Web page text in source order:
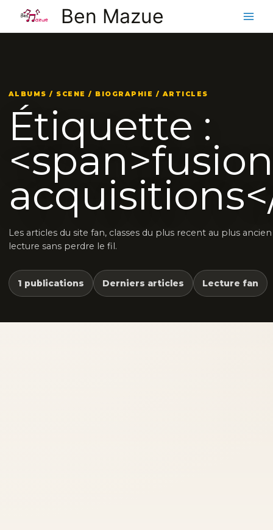
contenu
Ben Mazue
ALBUMS / SCENE / BIOGRAPHIE / ARTICLES
Étiquette :
Les articles du site fan, classes du plus recent au plus
lecture sans perdre le fil.
1 publications Derniers articles Lecture fan